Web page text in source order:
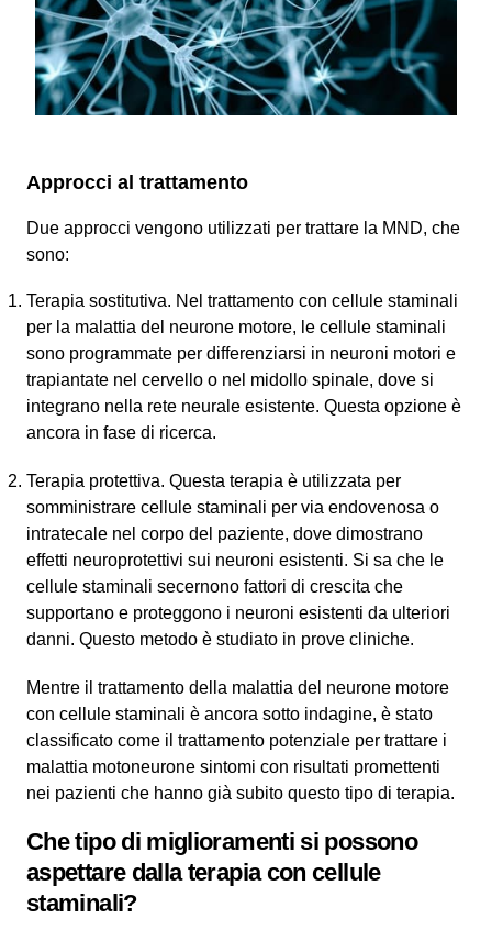
Approcci al trattamento
Due approcci vengono utilizzati per trattare la MND, che
sono:
Terapia sostitutiva. Nel trattamento con cellule staminali
per la malattia del neurone motore, le cellule staminali
sono programmate per differenziarsi in neuroni motori e
trapiantate nel cervello o nel midollo spinale, dove si
integrano nella rete neurale esistente. Questa opzione è
ancora in fase di ricerca.
Terapia protettiva. Questa terapia è utilizzata per
somministrare cellule staminali per via endovenosa o
intratecale nel corpo del paziente, dove dimostrano
effetti neuroprotettivi sui neuroni esistenti. Si sa che le
cellule staminali secernono fattori di crescita che
supportano e proteggono i neuroni esistenti da ulteriori
danni. Questo metodo è studiato in prove cliniche.
Mentre il trattamento della malattia del neurone motore
con cellule staminali è ancora sotto indagine, è stato
classificato come il trattamento potenziale per trattare i
malattia motoneurone sintomi con risultati promettenti
nei pazienti che hanno già subito questo tipo di terapia.
Che tipo di miglioramenti si possono
aspettare dalla terapia con cellule
staminali?